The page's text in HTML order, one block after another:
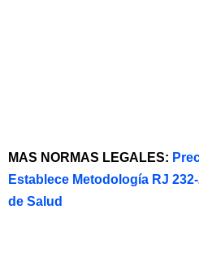
MAS NORMAS LEGALES:
Establece Metodología RJ
de Salud